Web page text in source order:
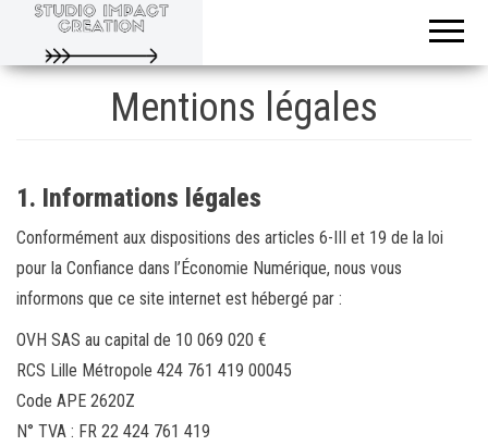
Creation
Mentions légales
1. Informations légales
Conformément aux dispositions des articles 6-III et 19 de la loi
pour la Confiance dans l’Économie Numérique, nous vous
informons que ce site internet est hébergé par :
OVH SAS au capital de 10 069 020 €
RCS Lille Métropole 424 761 419 00045
Code APE 2620Z
N° TVA : FR 22 424 761 419